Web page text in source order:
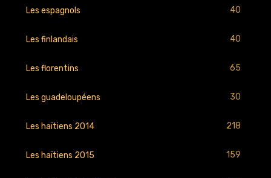
Les espagnols 40
Les finlandais 40
Les florentins 65
Les guadeloupéens 30
Les haïtiens 2014 218
Les haïtiens 2015 159